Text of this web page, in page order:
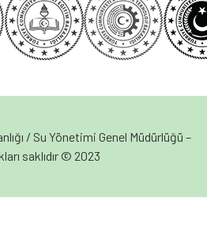
/ Su Yönetimi Genel Müdürlüğü –
saklıdır © 2023